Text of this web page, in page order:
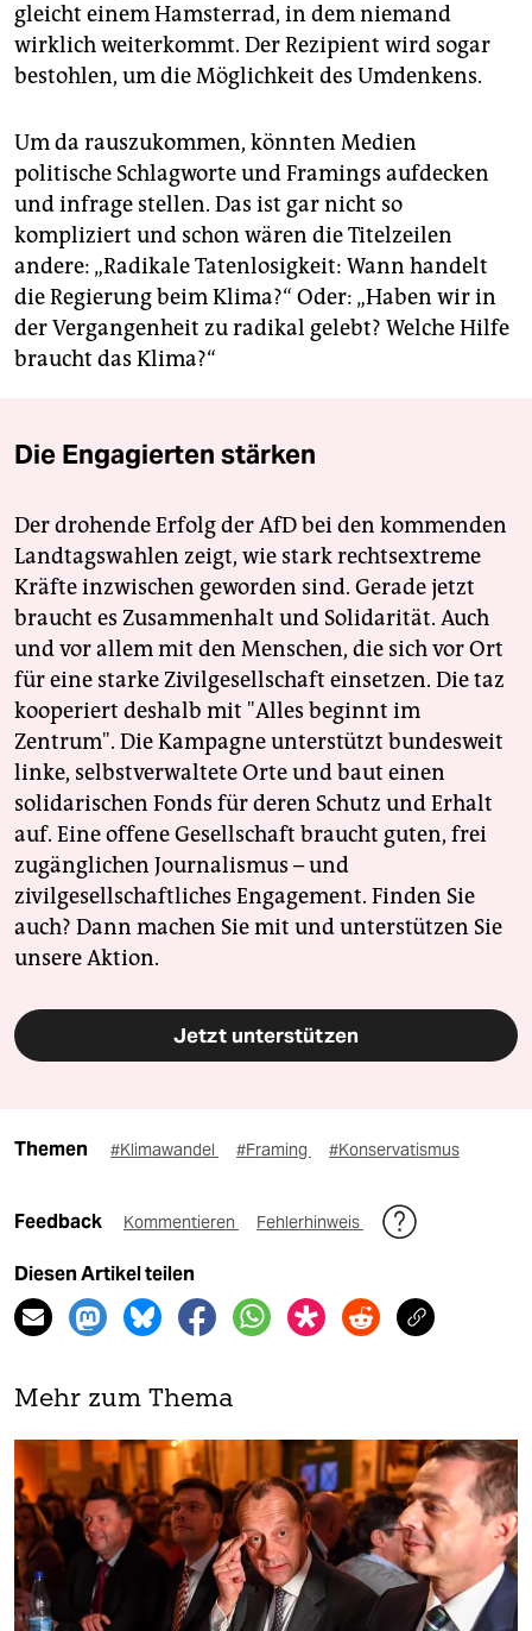
gleicht einem Hamsterrad, in dem niemand
wirklich weiterkommt. Der Rezipient wird sogar
bestohlen, um die Möglichkeit des Umdenkens.
Um da rauszukommen, könnten Medien
politische Schlagworte und Framings aufdecken
und infrage stellen. Das ist gar nicht so
kompliziert und schon wären die Titelzeilen
andere: „Radikale Tatenlosigkeit: Wann handelt
die Regierung beim Klima?“ Oder: „Haben wir in
der Vergangenheit zu radikal gelebt? Welche Hilfe
braucht das Klima?“
Die Engagierten stärken
Der drohende Erfolg der AfD bei den kommenden
Landtagswahlen zeigt, wie stark rechtsextreme
Kräfte inzwischen geworden sind. Gerade jetzt
braucht es Zusammenhalt und Solidarität. Auch
und vor allem mit den Menschen, die sich vor Ort
für eine starke Zivilgesellschaft einsetzen. Die taz
kooperiert deshalb mit "Alles beginnt im
Zentrum". Die Kampagne unterstützt bundesweit
linke, selbstverwaltete Orte und baut einen
solidarischen Fonds für deren Schutz und Erhalt
auf. Eine offene Gesellschaft braucht guten, frei
zugänglichen Journalismus – und
zivilgesellschaftliches Engagement. Finden Sie
auch? Dann machen Sie mit und unterstützen Sie
unsere Aktion.
Jetzt unterstützen
Themen #Klimawandel #Framing #Konservatismus
Feedback Kommentieren Fehlerhinweis
Diesen Artikel teilen
Mehr zum Thema